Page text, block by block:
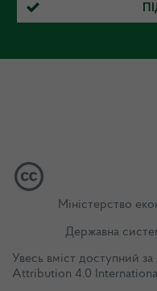
Міністерство
Державна
Увесь вміст доступний за
Attribution 4.0